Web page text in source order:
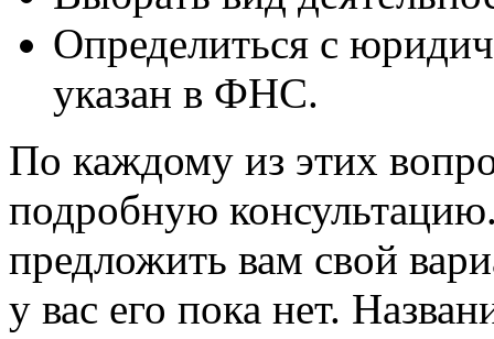
Определиться с
указан в ФНС.
По каждому из этих
подробную
предложить вам свой
у вас его пока нет.